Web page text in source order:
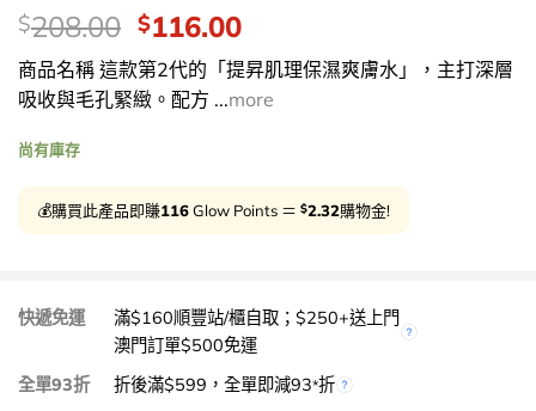
價
錢：
$208.00 Original
price
was:
$208.00.
$116.00Current
price
is:
$116.00.
商品名稱 這款第2代的「提昇肌理保濕爽膚水」，主打深層
吸收與毛孔緊緻。配方 ...more
尚有庫存
💰購買此產品即賺116Glow Points ＝ $2.32購物金!
快遞免運
滿$160順豐站/櫃自取；$250+送上門
澳門訂單$500免運
全單93折
折後滿$599，全單即減93*折